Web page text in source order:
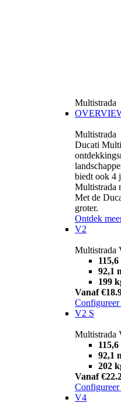
Multistrada
Multistrada
Ducati
biedt ook 4
Multistrada
Met de
groter.
Ontdek
V2
Multistrada
92,1
199
Vanaf
Configureer
V2 S
Multistrada
92,1
202
Vanaf
Configureer
V4